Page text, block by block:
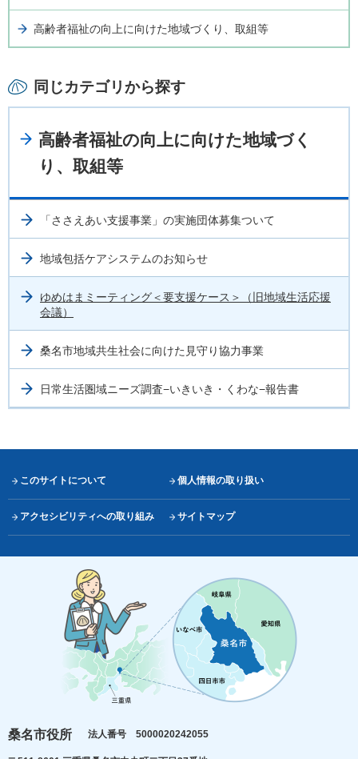
高齢者福祉の向上に向けた地域づくり、取組等
同じカテゴリから探す
高齢者福祉の向上に向けた地域づく
り、取組等
「ささえあい支援事業」の実施団体募集ついて
地域包括ケアシステムのお知らせ
ゆめはまミーティング＜要支援ケース＞（旧地域生活応援
会議）
桑名市地域共生社会に向けた見守り協力事業
日常生活圏域ニーズ調査−いきいき・くわな−報告書
このサイトについて 個人情報の取り扱い
アクセシビリティへの取り組み サイトマップ
桑名市役所 法人番号 5000020242055